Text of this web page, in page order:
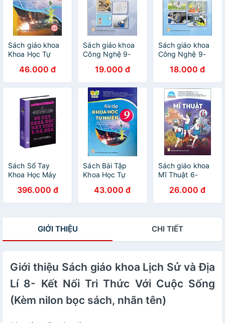
Sách giáo khoa
Khoa Học Tự
Tri Thức Với Cuộc
Sống (Kèm Nilon
bọc Sách)
46.000 đ
Sách giáo khoa
Công Nghệ 9-
điện trong nhà-
Chân Trời Sáng
Tạo (Kèm Nilon
bọc Sách)
19.000 đ
Sách giáo khoa
Công Nghệ 9-
nghiệp- Chân
Trời Sáng Tạo
(Kèm Nilon bọc
Sách)
18.000 đ
Sách Sổ Tay
Khoa Học Máy
Sách Tham Khảo
THPT ) - Tổng
Tính Và Lập Trình
396.000 đ
Sách Bài Tập
Khoa Học Tự
Tri Thức Với Cuộc
Sống (Kèm bìa
43.000 đ
Sách giáo khoa
Mĩ Thuật 6-
Tạo (Kèm Nilon
bọc Sách)
26.000 đ
GIỚI THIỆU CHI TIẾT
Giới thiệu Sách giáo khoa Lịch Sử và Địa
Lí 8- Kết Nối Tri Thức Với Cuộc Sống
(Kèm nilon bọc sách, nhãn tên)